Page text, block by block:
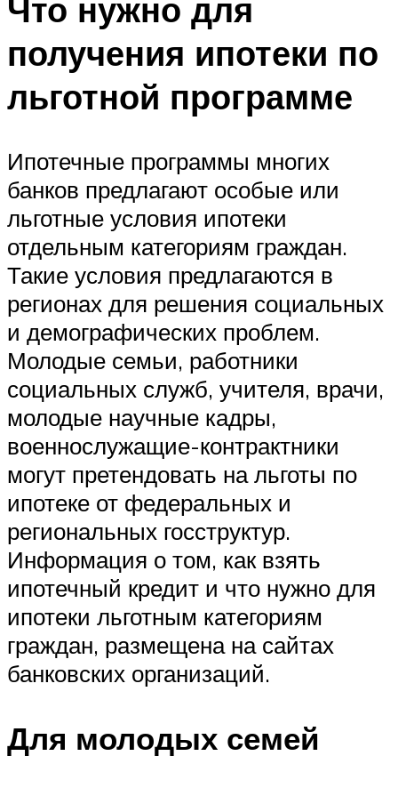
Что нужно для
получения ипотеки по
льготной программе
Ипотечные программы многих
банков предлагают особые или
льготные условия ипотеки
отдельным категориям граждан.
Такие условия предлагаются в
регионах для решения социальных
и демографических проблем.
Молодые семьи, работники
социальных служб, учителя, врачи,
молодые научные кадры,
военнослужащие-контрактники
могут претендовать на льготы по
ипотеке от федеральных и
региональных госструктур.
Информация о том, как взять
ипотечный кредит и что нужно для
ипотеки льготным категориям
граждан, размещена на сайтах
банковских организаций.
Для молодых семей